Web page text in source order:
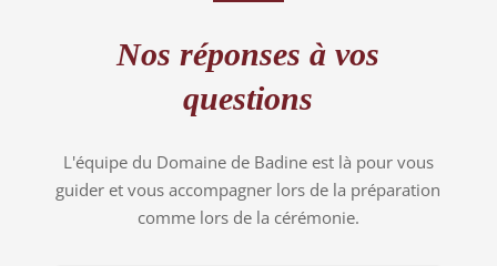
Oui. Plus d’une centaine de couples ont
célébré leur mariage au Domaine de Badine.
Vous pouvez nous confier l’organisation de
conserver la main sur le tout ou sur une partie
de la préparation selon vos envies.